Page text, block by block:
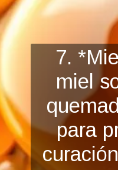
7.
miel
para